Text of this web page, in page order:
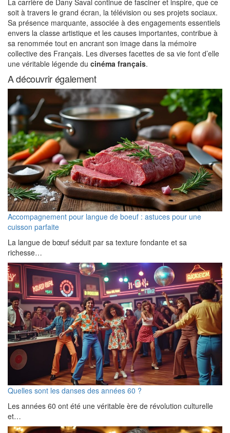
La carrière de Dany Saval continue de fasciner et inspire, que ce
soit à travers le grand écran, la télévision ou ses projets sociaux.
Sa présence marquante, associée à des engagements essentiels
envers la classe artistique et les causes importantes, contribue à
sa renommée tout en ancrant son image dans la mémoire
collective des Français. Les diverses facettes de sa vie font d’elle
une véritable légende du cinéma français.
A découvrir également
Accompagnement pour langue de boeuf : astuces pour une
cuisson parfaite
La langue de bœuf séduit par sa texture fondante et sa
richesse…
Quelles sont les danses des années 60 ?
Les années 60 ont été une véritable ère de révolution culturelle
et…